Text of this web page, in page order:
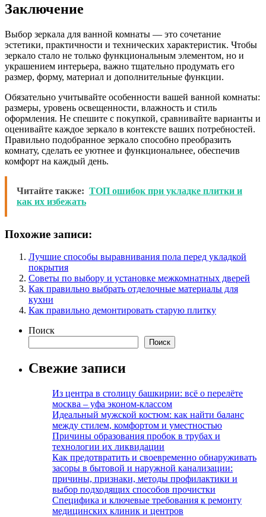
Заключение
Выбор зеркала для ванной комнаты — это сочетание
эстетики, практичности и технических характеристик. Чтобы
зеркало стало не только функциональным элементом, но и
украшением интерьера, важно тщательно продумать его
размер, форму, материал и дополнительные функции.
Обязательно учитывайте особенности вашей ванной комнаты:
размеры, уровень освещенности, влажность и стиль
оформления. Не спешите с покупкой, сравнивайте варианты и
оценивайте каждое зеркало в контексте ваших потребностей.
Правильно подобранное зеркало способно преобразить
комнату, сделать ее уютнее и функциональнее, обеспечив
комфорт на каждый день.
Читайте также: ТОП ошибок при укладке плитки и
как их избежать
Похожие записи:
Лучшие способы выравнивания пола перед укладкой
покрытия
Советы по выбору и установке межкомнатных дверей
Как правильно выбрать отделочные материалы для
кухни
Как правильно демонтировать старую плитку
Поиск
Поиск
Свежие записи
Из центра в столицу башкирии: всё о перелёте
москва – уфа эконом-классом
Идеальный мужской костюм: как найти баланс
между стилем, комфортом и уместностью
Причины образования пробок в трубах и
технологии их ликвидации
Как предотвратить и своевременно обнаруживать
засоры в бытовой и наружной канализации:
причины, признаки, методы профилактики и
выбор подходящих способов прочистки
Специфика и ключевые требования к ремонту
медицинских клиник и центров